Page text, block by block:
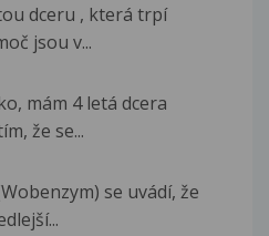
dceru , která trpí
jsou v...
mám 4 letá dcera
že se...
se uvádí, že